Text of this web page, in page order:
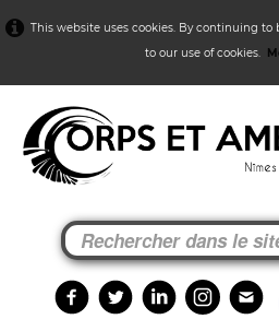
This website uses cookies. By continuing
to our use of cookies.